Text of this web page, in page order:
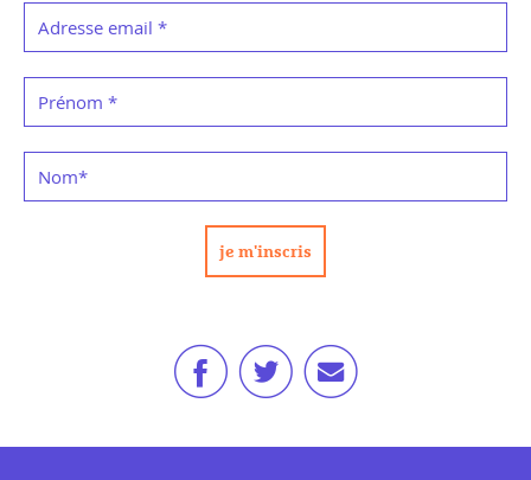
Adresse email *
Prénom *
Nom*